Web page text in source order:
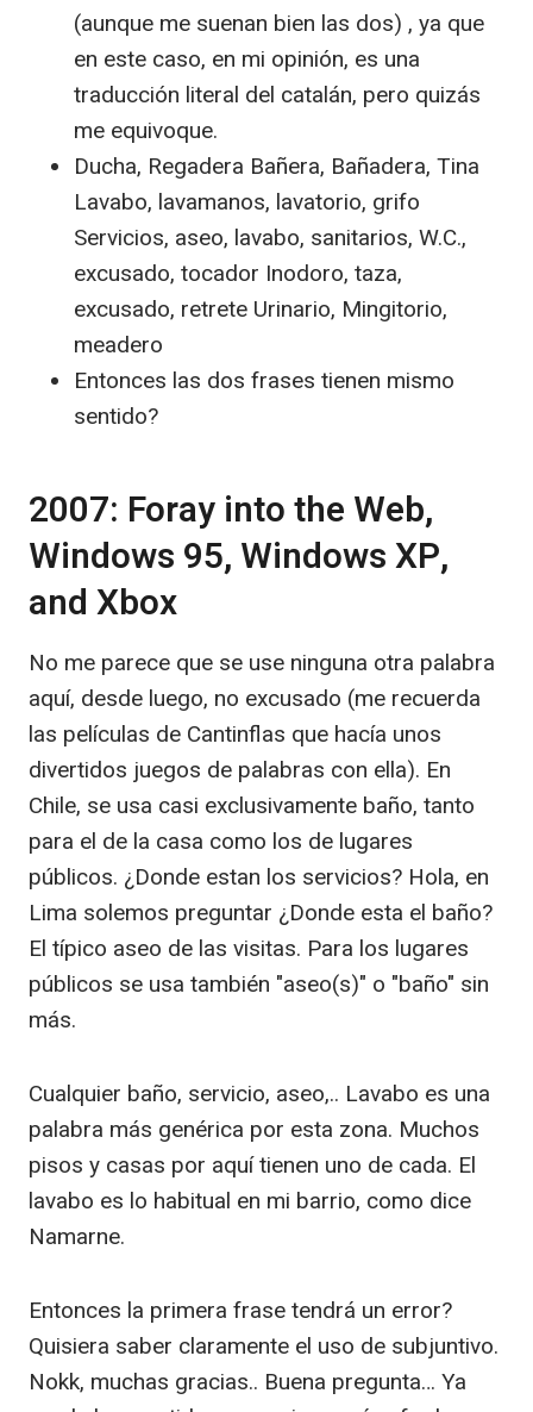
(aunque me suenan bien las dos) , ya que
en este caso, en mi opinión, es una
traducción literal del catalán, pero quizás
me equivoque.
Ducha, Regadera Bañera, Bañadera, Tina
Lavabo, lavamanos, lavatorio, grifo
Servicios, aseo, lavabo, sanitarios, W.C.,
excusado, tocador Inodoro, taza,
excusado, retrete Urinario, Mingitorio,
meadero
Entonces las dos frases tienen mismo
sentido?
2007: Foray into the Web,
Windows 95, Windows XP,
and Xbox
No me parece que se use ninguna otra palabra
aquí, desde luego, no excusado (me recuerda
las películas de Cantinflas que hacía unos
divertidos juegos de palabras con ella). En
Chile, se usa casi exclusivamente baño, tanto
para el de la casa como los de lugares
públicos. ¿Donde estan los servicios? Hola, en
Lima solemos preguntar ¿Donde esta el baño?
El típico aseo de las visitas. Para los lugares
públicos se usa también "aseo(s)" o "baño" sin
más.
Cualquier baño, servicio, aseo,.. Lavabo es una
palabra más genérica por esta zona. Muchos
pisos y casas por aquí tienen uno de cada. El
lavabo es lo habitual en mi barrio, como dice
Namarne.
Entonces la primera frase tendrá un error?
Quisiera saber claramente el uso de subjuntivo.
Nokk, muchas gracias.. Buena pregunta… Ya